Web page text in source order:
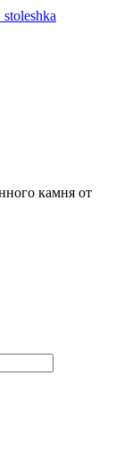
камня от